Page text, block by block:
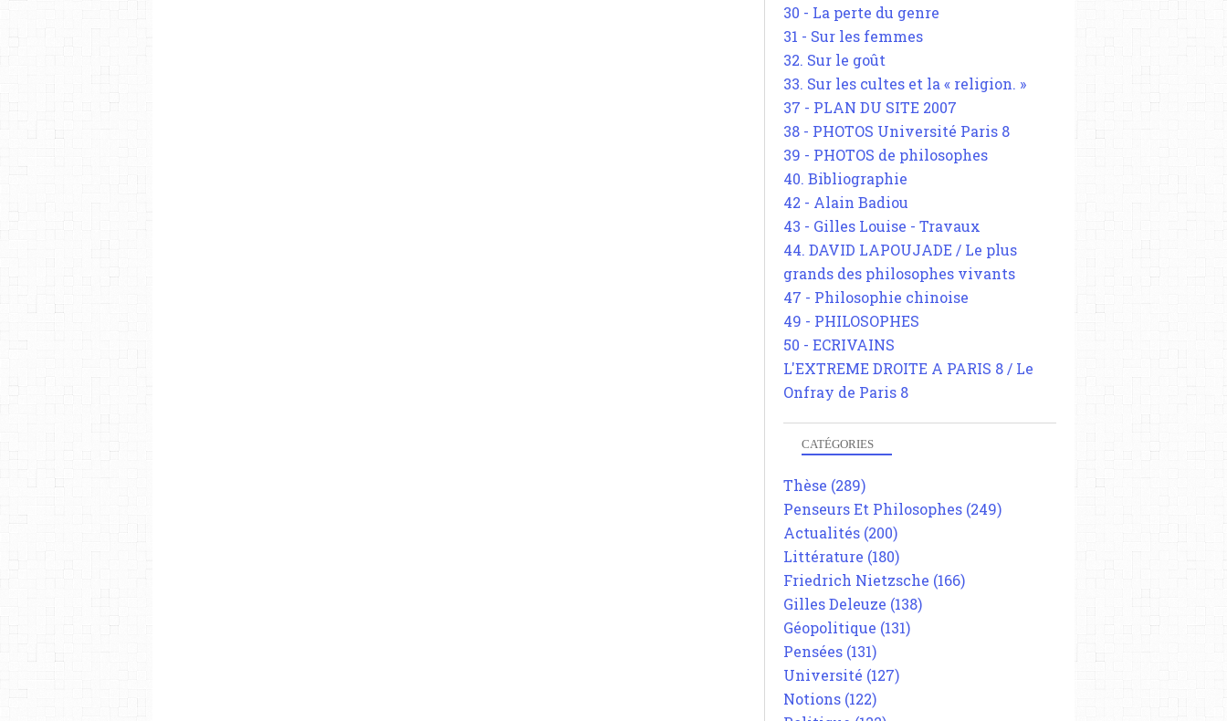
30 - La perte du genre
31 - Sur les femmes
32. Sur le goût
33. Sur les cultes et la « religion. »
37 - PLAN DU SITE 2007
38 - PHOTOS Université Paris 8
39 - PHOTOS de philosophes
40. Bibliographie
42 - Alain Badiou
43 - Gilles Louise - Travaux
44. DAVID LAPOUJADE / Le plus
grands des philosophes vivants
47 - Philosophie chinoise
49 - PHILOSOPHES
50 - ECRIVAINS
L'EXTREME DROITE A PARIS 8 / Le
Onfray de Paris 8
CATÉGORIES
Thèse (289)
Penseurs Et Philosophes (249)
Actualités (200)
Littérature (180)
Friedrich Nietzsche (166)
Gilles Deleuze (138)
Géopolitique (131)
Pensées (131)
Université (127)
Notions (122)